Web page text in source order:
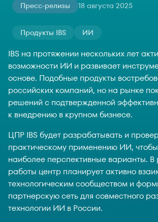
Пресс-релизы 18 августа 2025
Продукты IBS ИИ
IBS на протяжении нескольких лет
возможности ИИ и развивает
основе. Подобные продукты
российских компаний, но на рынке
решений с подтвержденной
к внедрению в крупном бизнесе.
ЦПР IBS будет разрабатывать и
практическому применению ИИ,
наиболее перспективные варианты. В
работы центр планирует активно
технологическим сообществом и
партнерскую сеть для совместного
технологии ИИ в России.